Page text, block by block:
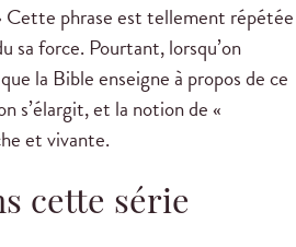
Cette phrase est tellement répétée
sa force. Pourtant, lorsqu’on
la Bible enseigne à propos de ce
s’élargit, et la notion de «
et vivante.
cette série